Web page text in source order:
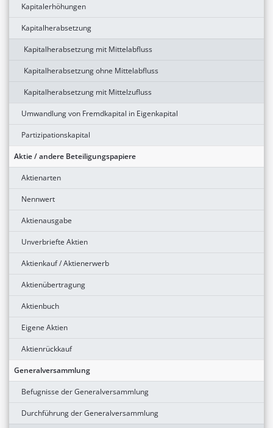
Kapitalerhöhungen
Kapitalherabsetzung
Kapitalherabsetzung mit Mittelabfluss
Kapitalherabsetzung ohne Mittelabfluss
Kapitalherabsetzung mit Mittelzufluss
Umwandlung von Fremdkapital in Eigenkapital
Partizipationskapital
Aktie / andere Beteiligungspapiere
Aktienarten
Nennwert
Aktienausgabe
Unverbriefte Aktien
Aktienkauf / Aktienerwerb
Aktienübertragung
Aktienbuch
Eigene Aktien
Aktienrückkauf
Generalversammlung
Befugnisse der Generalversammlung
Durchführung der Generalversammlung